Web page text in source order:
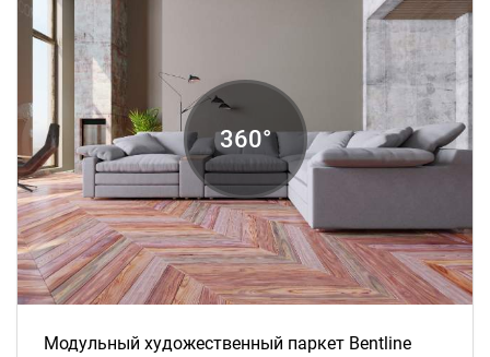
Модульный художественный паркет Bentline